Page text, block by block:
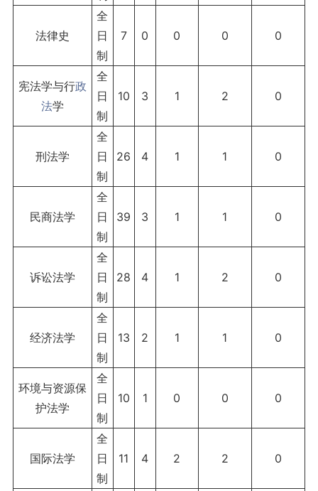
法律史
全
日
制
7 0 0 0 0
宪法学与行政
法学
全
日
制
10 3 1 2 0
刑法学
全
日
制
26 4 1 1 0
民商法学
全
日
制
39 3 1 1 0
诉讼法学
全
日
制
28 4 1 2 0
经济法学
全
日
制
13 2 1 1 0
环境与资源保
护法学
全
日
制
10 1 0 0 0
国际法学
全
日
制
11 4 2 2 0